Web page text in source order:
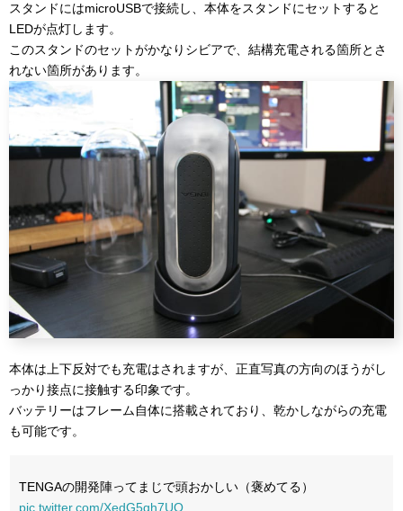
スタンドにはmicroUSBで接続し、本体をスタンドにセットすると
LEDが点灯します。
このスタンドのセットがかなりシビアで、結構充電される箇所とさ
れない箇所があります。
本体は上下反対でも充電はされますが、正直写真の方向のほうがし
っかり接点に接触する印象です。
バッテリーはフレーム自体に搭載されており、乾かしながらの充電
も可能です。
TENGAの開発陣ってまじで頭おかしい（褒めてる）
pic.twitter.com/XedG5qh7UO